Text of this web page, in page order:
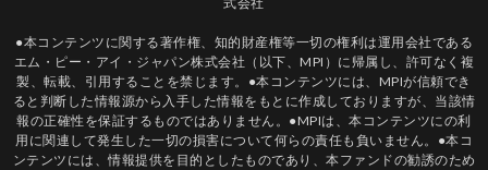
●本コンテンツに関する著作権、知的財産権等一切の権利は運用会社である
エム・ピー・アイ・ジャパン株式会社（以下、MPI）に帰属し、許可なく複
製、転載、引用することを禁じます。●本コンテンツには、MPIが信頼でき
ると判断した情報源から入手した情報をもとに作成しておりますが、当該情
報の正確性を保証するものではありません。●MPIは、本コンテンツにの利
用に関連して発生した一切の損害について何らの責任も負いません。●本コ
ンテンツには、情報提供を目的としたものであり、本ファンドの勧誘のため